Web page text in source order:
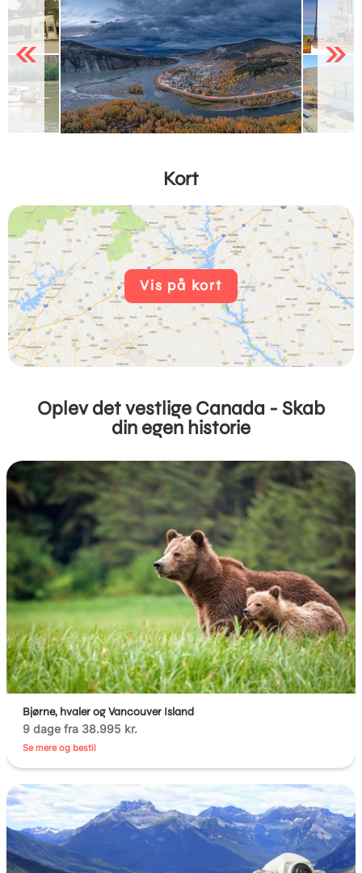
Previous Next
Kort
Vis på kort
Oplev det vestlige Canada - Skab
din egen historie
Bjørne, hvaler og Vancouver Island
9 dage fra 38.995 kr.
Se mere og bestil